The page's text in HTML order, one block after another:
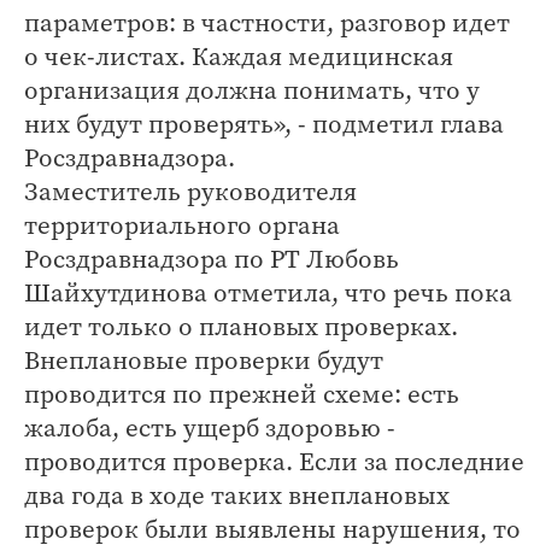
параметров: в частности, разговор идет
о чек-листах. Каждая медицинская
организация должна понимать, что у
них будут проверять», - подметил глава
Росздравнадзора.
Заместитель руководителя
территориального органа
Росздравнадзора по РТ Любовь
Шайхутдинова отметила, что речь пока
идет только о плановых проверках.
Внеплановые проверки будут
проводится по прежней схеме: есть
жалоба, есть ущерб здоровью -
проводится проверка. Если за последние
два года в ходе таких внеплановых
проверок были выявлены нарушения, то